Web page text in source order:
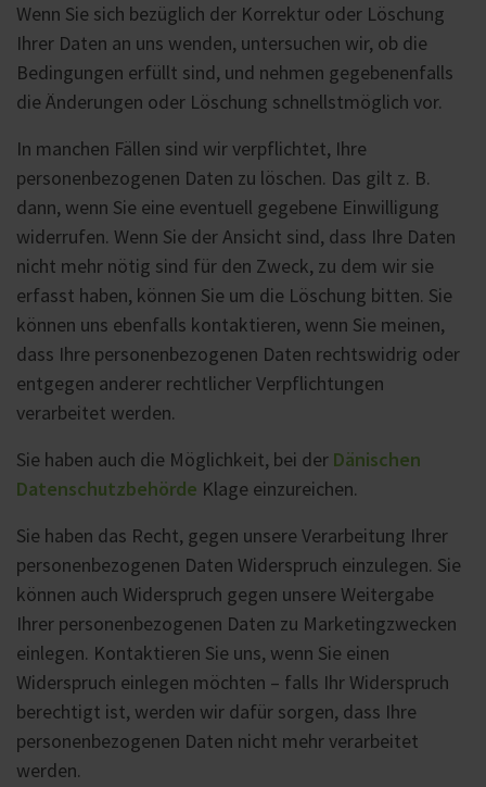
Wenn Sie sich bezüglich der Korrektur oder Löschung
Ihrer Daten an uns wenden, untersuchen wir, ob die
Bedingungen erfüllt sind, und nehmen gegebenenfalls
die Änderungen oder Löschung schnellstmöglich vor.
In manchen Fällen sind wir verpflichtet, Ihre
personenbezogenen Daten zu löschen. Das gilt z. B.
dann, wenn Sie eine eventuell gegebene Einwilligung
widerrufen. Wenn Sie der Ansicht sind, dass Ihre Daten
nicht mehr nötig sind für den Zweck, zu dem wir sie
erfasst haben, können Sie um die Löschung bitten. Sie
können uns ebenfalls kontaktieren, wenn Sie meinen,
dass Ihre personenbezogenen Daten rechtswidrig oder
entgegen anderer rechtlicher Verpflichtungen
verarbeitet werden.
Sie haben auch die Möglichkeit, bei der Dänischen
Datenschutzbehörde Klage einzureichen.
Sie haben das Recht, gegen unsere Verarbeitung Ihrer
personenbezogenen Daten Widerspruch einzulegen. Sie
können auch Widerspruch gegen unsere Weitergabe
Ihrer personenbezogenen Daten zu Marketingzwecken
einlegen. Kontaktieren Sie uns, wenn Sie einen
Widerspruch einlegen möchten – falls Ihr Widerspruch
berechtigt ist, werden wir dafür sorgen, dass Ihre
personenbezogenen Daten nicht mehr verarbeitet
werden.